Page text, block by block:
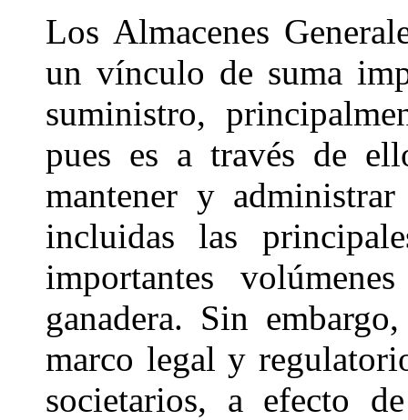
Los Almacenes
un vínculo de suma
suministro,
pues es a través de
mantener y
incluidas las
importantes
ganadera. Sin
marco legal y
societarios, a efecto